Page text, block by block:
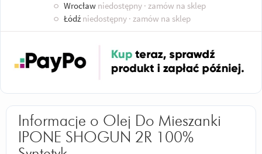
○ Wrocław niedostępny · zamów na sklep
○ Łódź niedostępny · zamów na sklep
Informacje o Olej Do Mieszanki
IPONE SHOGUN 2R 100%